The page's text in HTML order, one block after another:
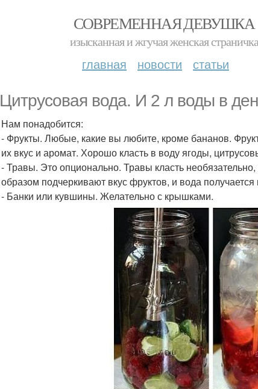
СОВРЕМЕННАЯ ДЕВУШКА
изысканная и жгучая женская страничка
главная новости статьи
Цитрусовая вода. И 2 л воды в
Нам понадобится:
- Фрукты. Любые, какие вы любите, кроме бананов.
их вкус и аромат. Хорошо класть в воду ягоды,
- Травы. Это опционально. Травы класть
образом подчеркивают вкус фруктов, и вода получается
- Банки или кувшины. Желательно с крышками.